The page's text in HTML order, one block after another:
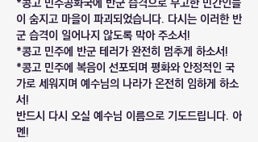
이 숨지고 마을이 파괴되었습니다. 다시는 이러한 반
군 습격이 일어나지 않도록 막아 주소서!
*콩고 민주에 반군 테러가 완전히 멈추게 하소서!
*콩고 민주에 복음이 선포되며 평화와 안정적인 국
가로 세워지며 예수님의 나라가 온전히 임하게 하소
서!
반드시 다시 오실 예수님 이름으로 기도드립니다. 아
멘!